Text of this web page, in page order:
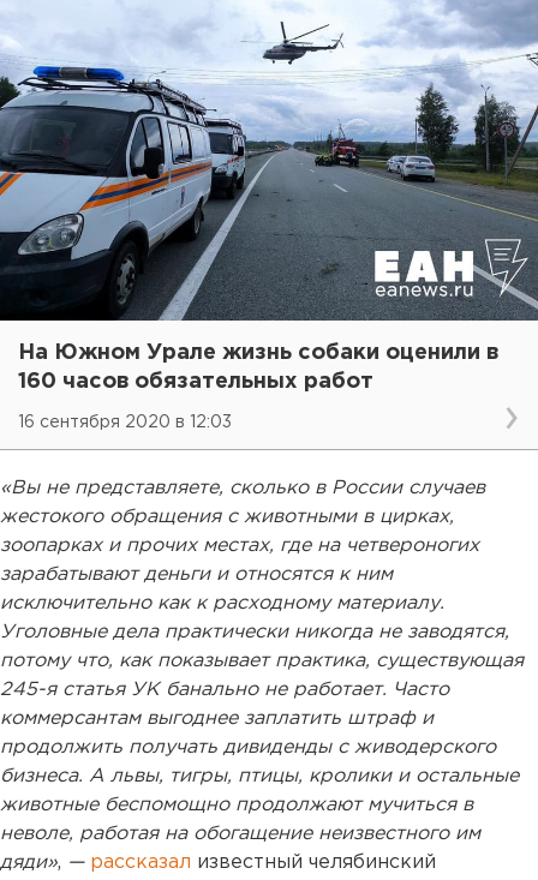
На Южном Урале жизнь собаки оценили в
160 часов обязательных работ
16 сентября 2020 в 12:03
«Вы не представляете, сколько в России случаев
жестокого обращения с животными в цирках,
зоопарках и прочих местах, где на четвероногих
зарабатывают деньги и относятся к ним
исключительно как к расходному материалу.
Уголовные дела практически никогда не заводятся,
потому что, как показывает практика, существующая
245-я статья УК банально не работает. Часто
коммерсантам выгоднее заплатить штраф и
продолжить получать дивиденды с живодерского
бизнеса. А львы, тигры, птицы, кролики и остальные
животные беспомощно продолжают мучиться в
неволе, работая на обогащение неизвестного им
дяди», — рассказал известный челябинский